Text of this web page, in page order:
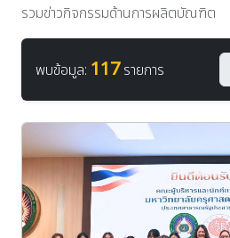
รวมข่าวกิจกรรมด้านการผลิตบัณฑิต
พบข้อมูล: 117 รายการ